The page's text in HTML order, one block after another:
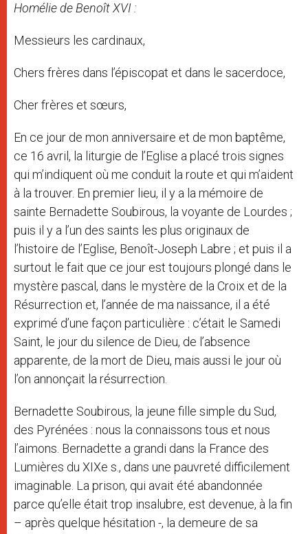
Homélie de Benoît XVI :
Messieurs les cardinaux,
Chers frères dans l’épiscopat et dans le sacerdoce,
Cher frères et sœurs,
En ce jour de mon anniversaire et de mon baptême,
ce 16 avril, la liturgie de l’Eglise a placé trois signes
qui m’indiquent où me conduit la route et qui m’aident
à la trouver. En premier lieu, il y a la mémoire de
sainte Bernadette Soubirous, la voyante de Lourdes ;
puis il y a l’un des saints les plus originaux de
l’histoire de l’Eglise, Benoît-Joseph Labre ; et puis il a
surtout le fait que ce jour est toujours plongé dans le
mystère pascal, dans le mystère de la Croix et de la
Résurrection et, l’année de ma naissance, il a été
exprimé d’une façon particulière : c’était le Samedi
Saint, le jour du silence de Dieu, de l’absence
apparente, de la mort de Dieu, mais aussi le jour où
l’on annonçait la résurrection.
Bernadette Soubirous, la jeune fille simple du Sud,
des Pyrénées : nous la connaissons tous et nous
l’aimons. Bernadette a grandi dans la France des
Lumières du XIXe s., dans une pauvreté difficilement
imaginable. La prison, qui avait été abandonnée
parce qu’elle était trop insalubre, est devenue, à la fin
– après quelque hésitation -, la demeure de sa